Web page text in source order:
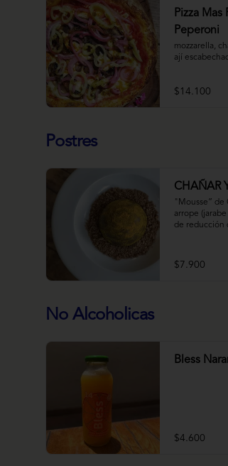
Pizza Mas
Peperoni
mozzarella,
ají
$14.100
Postres
CHAÑAR
"Mousse” de
arrope
de reducción
Chañar con
canela,
chocolate
una tierra de
$7.900
No Alcoholicas
Bless
$4.600